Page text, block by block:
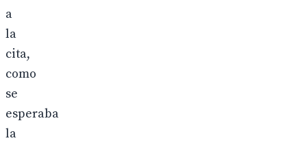
a
la
cita,
como
se
esperaba
la